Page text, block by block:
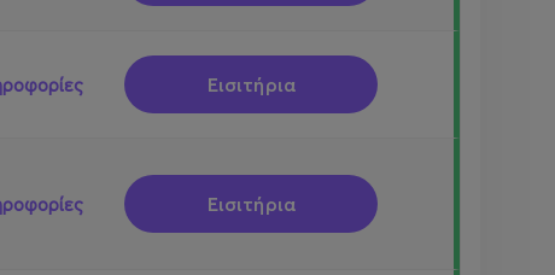
Εισιτήρια
Εισιτήρια